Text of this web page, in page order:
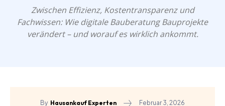
Zwischen Effizienz, Kostentransparenz und
Fachwissen: Wie digitale Bauberatung Bauprojekte
verändert – und worauf es wirklich ankommt.
By Hausankauf Experten Februar 3, 2026